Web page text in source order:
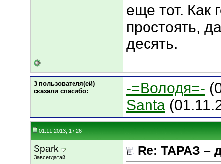
еще тот. Как
простоять,
десять.
3 пользователя(ей)
сказали cпасибо:
-=Володя=-
Santa
01.11.2013, 17:26
Spark
Завсегдатай Re: ТАРАЗ –